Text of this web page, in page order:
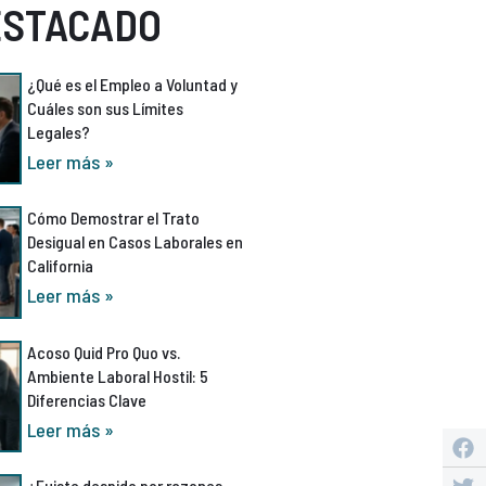
¿Qué es el Empleo a Voluntad y
Cuáles son sus Límites
Legales?
Leer más »
Cómo Demostrar el Trato
Desigual en Casos Laborales en
California
Leer más »
Acoso Quid Pro Quo vs.
Ambiente Laboral Hostil: 5
Diferencias Clave
Leer más »